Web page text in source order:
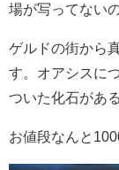
場が写ってない
ゲルドの街から
す。オアシスに
ついた化石があ
お値段なんと